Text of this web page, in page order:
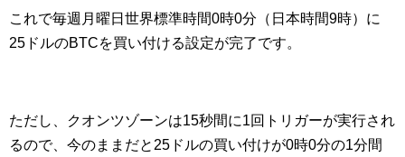
これで毎週月曜日世界標準時間0時0分（日本時間9時）に
25ドルのBTCを買い付ける設定が完了です。
ただし、クオンツゾーンは15秒間に1回トリガーが実行され
るので、今のままだと25ドルの買い付けが0時0分の1分間